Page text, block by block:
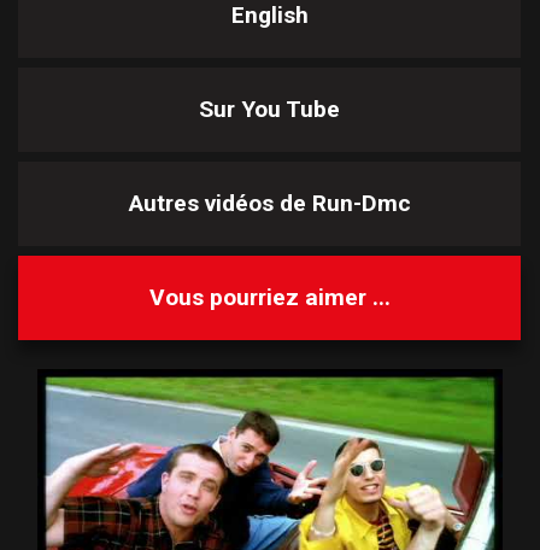
English
Sur You Tube
Autres vidéos de Run-Dmc
Vous pourriez aimer ...